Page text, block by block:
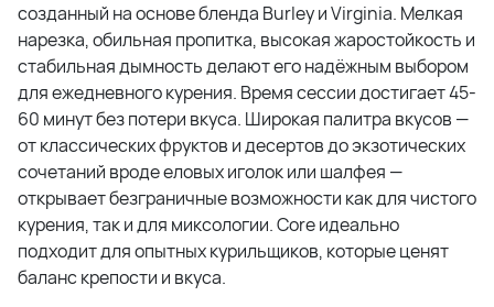
созданный на основе бленда Burley и Virginia. Мелкая
нарезка, обильная пропитка, высокая жаростойкость и
стабильная дымность делают его надёжным выбором
для ежедневного курения. Время сессии достигает 45-
60 минут без потери вкуса. Широкая палитра вкусов —
от классических фруктов и десертов до экзотических
сочетаний вроде еловых иголок или шалфея —
открывает безграничные возможности как для чистого
курения, так и для миксологии. Core идеально
подходит для опытных курильщиков, которые ценят
баланс крепости и вкуса.